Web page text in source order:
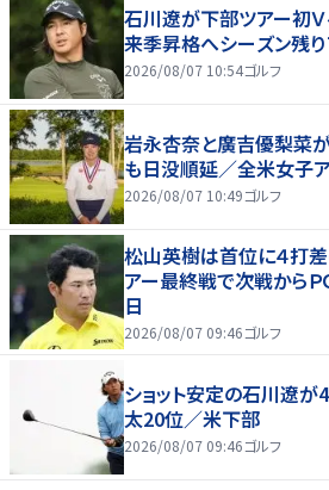
石川遼が下部ツアー初
来季昇格へシーズン残
2026/08/07 10:54ゴルフ
岩永杏奈と廣吉優梨菜
も日没順延／全米女子
2026/08/07 10:49ゴルフ
松山英樹は首位に４打
アー最終戦で次戦から
日
2026/08/07 09:46ゴルフ
ショット安定の石川遼
太20位／米下部
2026/08/07 09:46ゴルフ